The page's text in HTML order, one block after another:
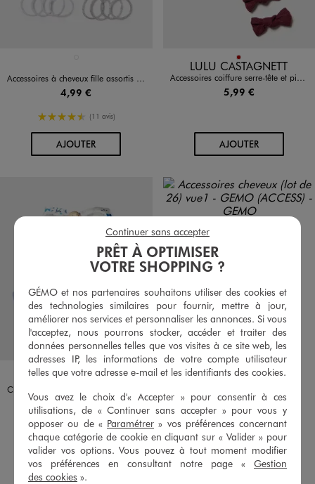
Accessoires à cheveux fille assortis (lot de 22)
4,99 €
4.5/5 de moyenne
(11 avis)
AJOUTERAU PANIER
Disponible en 1 coloris
ROUGE FONCE
LULU CASTAGNETT
Accessoires coiffure serre-tête et pinces fille - LuluCastagnette
5,99 €
AJOUTERAU PANIER
Disponible en 1 coloris
BLEU
LULU CASTAGNETT
Chouchous pour les cheveux cérémonie fille (lot de 2) - LuluCastagnette
3,99 €
5/5 de moyenne
(12 avis)
AJOUTERAU PANIER
Disponible en 1 coloris
MARRON STANDARD
3,99 €
5/5 de moyenne
(10 avis)
AJOUTERAU PANIER
PRÊT À OPTIMISER
VOTRE SHOPPING ?
GÉMO et nos partenaires souhaitons utiliser des cookies et
des technologies similaires pour fournir, mettre à jour,
améliorer nos services et personnaliser les annonces. Si vous
l'acceptez, nous pourrons stocker, accéder et traiter des
données personnelles telles que vos visites à ce site web, les
adresses IP, les informations de votre compte utilisateur
telles que votre adresse e-mail et les identifiants des cookies.
Vous avez le choix d'« Accepter » pour consentir à ces
utilisations, de « Continuer sans accepter » pour vous y
opposer ou de « Paramétrer » vos préférences concernant
chaque catégorie de cookie en cliquant sur « Valider » pour
valider vos options. Vous pouvez à tout moment modifier
vos préférences en consultant notre page « Gestion
des cookies ».
Continuer sans accepter